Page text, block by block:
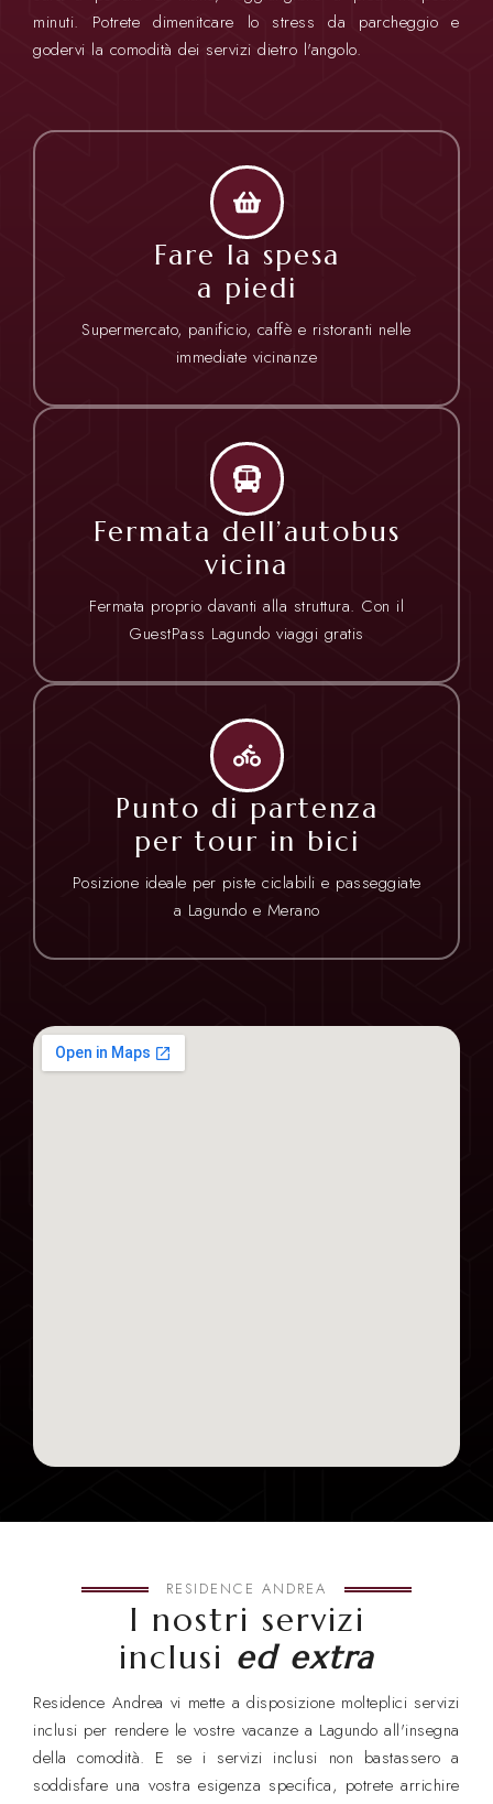
minuti. Potrete dimenitcare lo stress da parcheggio e
godervi la comodità dei servizi dietro l'angolo.
Fare la spesa
a piedi
Supermercato, panificio, caffè e ristoranti nelle
immediate vicinanze
Fermata dell’autobus
vicina
Fermata proprio davanti alla struttura. Con il
GuestPass Lagundo viaggi gratis
Punto di partenza
per tour in bici
Posizione ideale per piste ciclabili e passeggiate
a Lagundo e Merano
RESIDENCE ANDREA
I nostri servizi
inclusi ed extra
Residence Andrea vi mette a disposizione molteplici servizi
inclusi per rendere le vostre vacanze a Lagundo all'insegna
della comodità. E se i servizi inclusi non bastassero a
soddisfare una vostra esigenza specifica, potrete arrichire